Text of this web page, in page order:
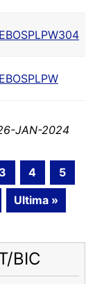
EBOSPLPW304
EBOSPLPW
JAN-2024
3 4
5
Ultima »
BIC